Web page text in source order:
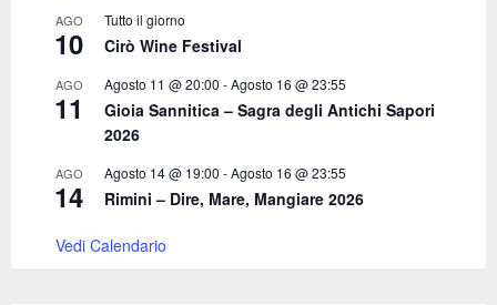
AGO
10
Tutto il giorno
Cirò Wine Festival
AGO
11
Agosto 11 @ 20:00 -Agosto 16 @ 23:55
Gioia Sannitica – Sagra degli Antichi Sapori
2026
AGO
14
Agosto 14 @ 19:00 -Agosto 16 @ 23:55
Rimini – Dire, Mare, Mangiare 2026
Vedi Calendario